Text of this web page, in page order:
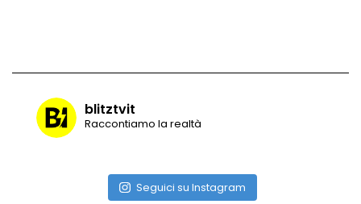
male
attimi di paura
blitztvit
Raccontiamo la realtà
Seguici su Instagram